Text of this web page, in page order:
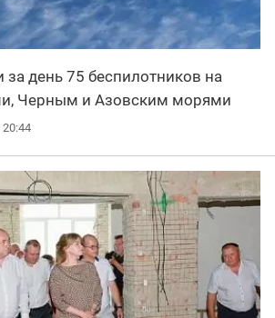
день 75 беспилотников на
Черным и Азовским морями
20:44